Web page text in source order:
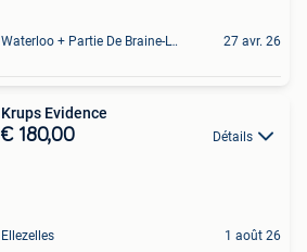
Waterloo + Partie De Braine-L'Alleud, De Ohain 27 avr. 26
Krups Evidence
€ 180,00 Détails
Ellezelles 1 août 26